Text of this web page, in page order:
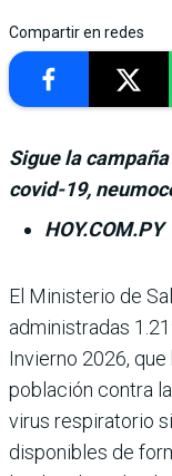
Compartir en redes
Sigue la
covid-19,
HOY.COM.PY
El Ministerio de
administradas
Invierno 2026,
población contra
virus respiratorio
disponibles de